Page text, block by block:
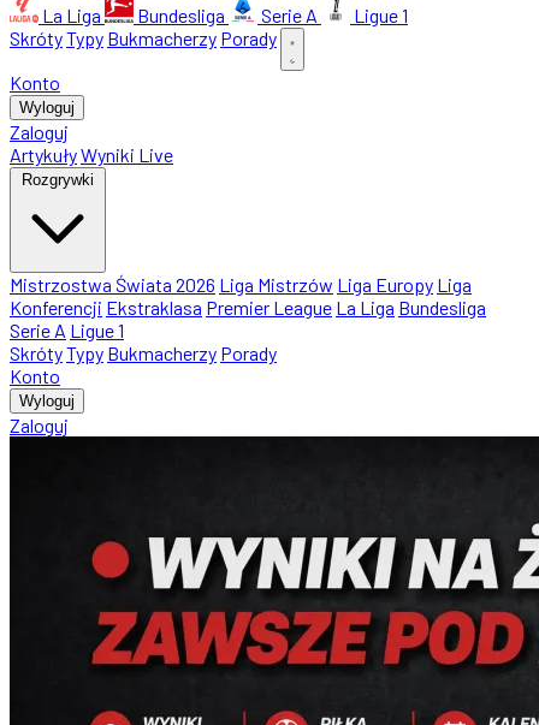
La Liga
Bundesliga Serie A
Ligue 1
SkrótyTypy Bukmacherzy Porady
Konto
Wyloguj
Zaloguj
ArtykułyWyniki Live
Rozgrywki
Mistrzostwa Świata 2026 Liga Mistrzów Liga Europy Liga
Konferencji Ekstraklasa Premier League La Liga Bundesliga
Serie A Ligue 1
SkrótyTypy Bukmacherzy Porady
Konto
Wyloguj
Zaloguj